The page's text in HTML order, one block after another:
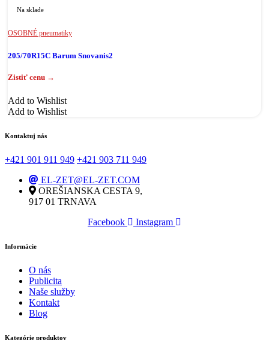
Na sklade
OSOBNÉ pneumatiky
205/70R15C Barum Snovanis2
Add to Wishlist
Add to Wishlist
Kontaktuj nás
+421 901 911 949 +421 903 711 949
EL-ZET@EL-ZET.COM
OREŠIANSKA CESTA 9,
917 01 TRNAVA
Facebook
Instagram
Informácie
O nás
Publicita
Naše služby
Kontakt
Blog
Kategórie produktov